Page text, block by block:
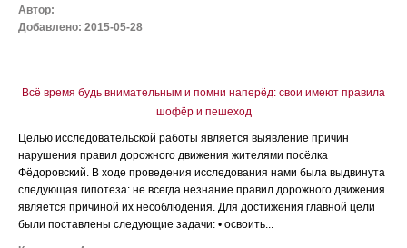
Автор:
Добавлено: 2015-05-28
Всё время будь внимательным и помни наперёд: свои имеют правила
шофёр и пешеход
Целью исследовательской работы является выявление причин
нарушения правил дорожного движения жителями посёлка
Фёдоровский. В ходе проведения исследования нами была выдвинута
следующая гипотеза: не всегда незнание правил дорожного движения
является причиной их несоблюдения. Для достижения главной цели
были поставлены следующие задачи: • освоить...